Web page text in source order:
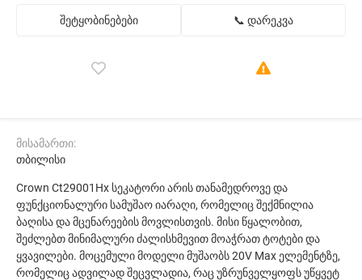
შეტყობინებები 📞 დარეკვა
მისამართი:
თბილისი
Crown Ct29001Hx სეკატორი არის თანამედროვე და
ფუნქციონალური სამუშაო იარაღი, რომელიც შექმნილია
ბაღისა და მცენარეების მოვლისთვის. მისი წყალობით,
შეძლებთ მინიმალური ძალისხმევით მოაჭრათ ტოტები და
ყვავილები. მოცემული მოდელი მუშაობს 20V Max ელემენტზე,
რომელიც ადვილად შეცვლადია, რაც უზრუნველყოფს უწყვეტ